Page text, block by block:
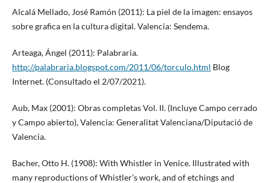
Alcalá Mellado, José Ramón (2011): La piel de la imagen: ensayos
sobre grafica en la cultura digital. Valencia: Sendema.
Arteaga, Ángel (2011): Palabraria.
http://palabraria.blogspot.com/2011/06/torculo.html Blog
Internet. (Consultado el 2/07/2021).
Aub, Max (2001): Obras completas Vol. II. (Incluye Campo cerrado
y Campo abierto), Valencia: Generalitat Valenciana/Diputació de
Valencia.
Bacher, Otto H. (1908): With Whistler in Venice. Illustrated with
many reproductions of Whistler’s work, and of etchings and